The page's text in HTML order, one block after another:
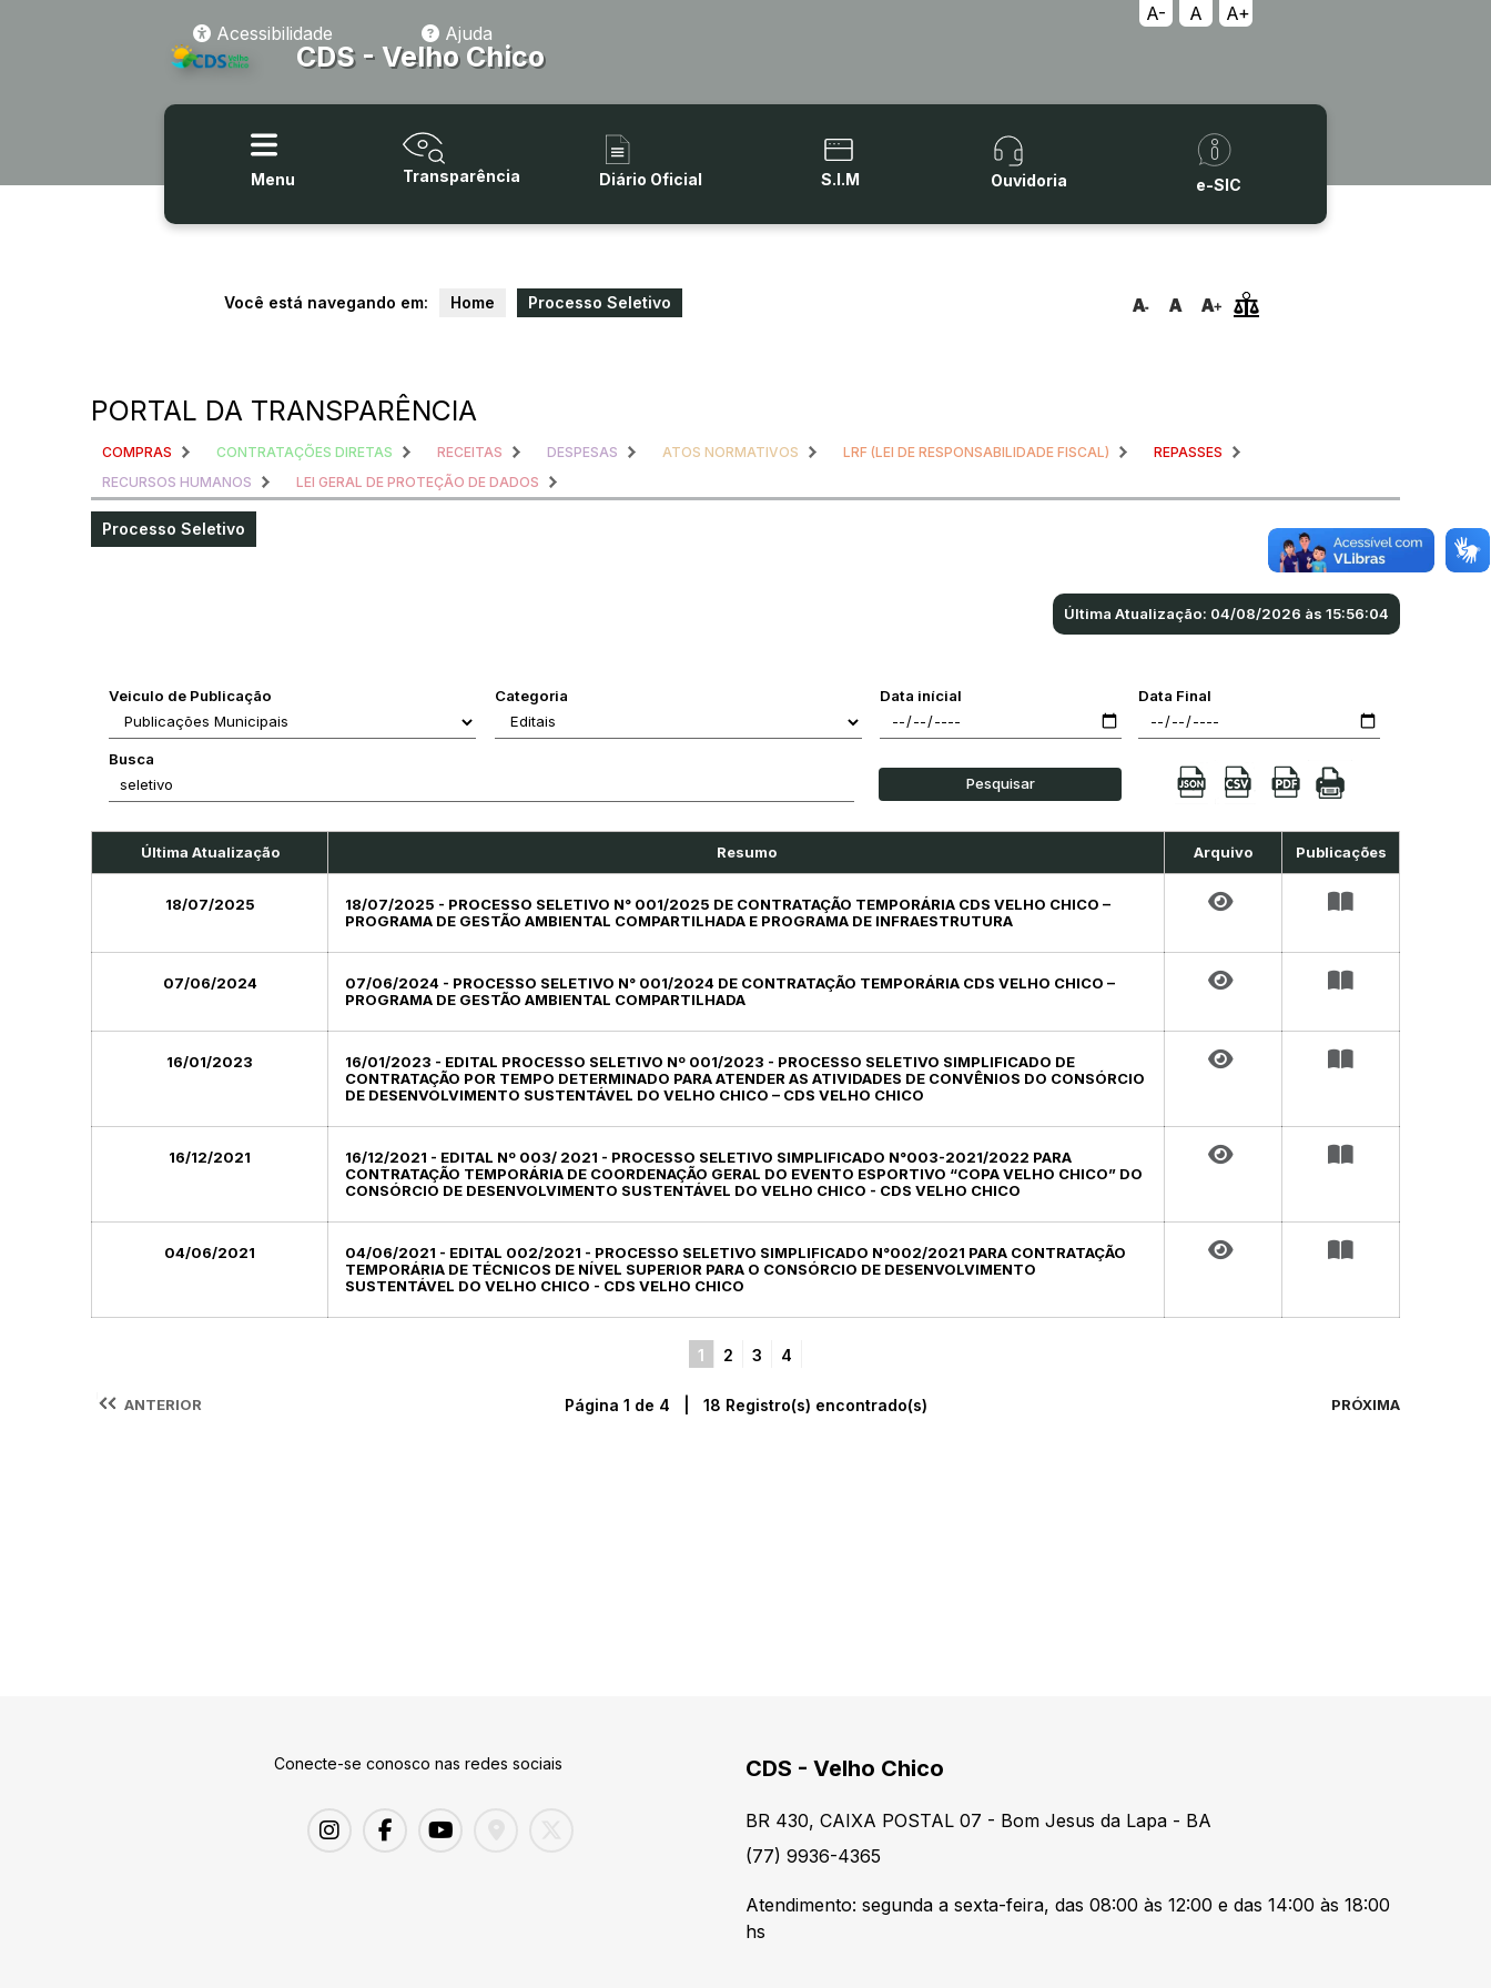
A- A
A+
Acessibilidade
Ajuda
CDS - Velho Chico
Menu Transparência Diário Oficial S.I.M Ouvidoria e-SIC
Você está navegando em: Home Processo Seletivo
PORTAL DA TRANSPARÊNCIA
COMPRAS CONTRATAÇÕES DIRETAS RECEITAS DESPESAS ATOS NORMATIVOS LRF (LEI DE RESPONSABILIDADE FISCAL)
REPASSES
RECURSOS HUMANOS
LEI GERAL DE PROTEÇÃO DE DADOS
Processo Seletivo
Última Atualização: 04/08/2026 às 15:56:04
Veiculo de Publicação Categoria Data inícial Data Final
Busca
Pesquisar
Última Atualização Resumo Arquivo Publicações
18/07/2025
18/07/2025 - PROCESSO SELETIVO N° 001/2025 DE CONTRATAÇÃO TEMPORÁRIA CDS VELHO CHICO –
PROGRAMA DE GESTÃO AMBIENTAL COMPARTILHADA E PROGRAMA DE INFRAESTRUTURA
07/06/2024
07/06/2024 - PROCESSO SELETIVO N° 001/2024 DE CONTRATAÇÃO TEMPORÁRIA CDS VELHO CHICO –
PROGRAMA DE GESTÃO AMBIENTAL COMPARTILHADA
16/01/2023
16/01/2023 - EDITAL PROCESSO SELETIVO Nº 001/2023 - PROCESSO SELETIVO SIMPLIFICADO DE
CONTRATAÇÃO POR TEMPO DETERMINADO PARA ATENDER AS ATIVIDADES DE CONVÊNIOS DO CONSÓRCIO
DE DESENVOLVIMENTO SUSTENTÁVEL DO VELHO CHICO – CDS VELHO CHICO
16/12/2021
16/12/2021 - EDITAL Nº 003/ 2021 - PROCESSO SELETIVO SIMPLIFICADO N°003-2021/2022 PARA
CONTRATAÇÃO TEMPORÁRIA DE COORDENAÇÃO GERAL DO EVENTO ESPORTIVO “COPA VELHO CHICO” DO
CONSÓRCIO DE DESENVOLVIMENTO SUSTENTÁVEL DO VELHO CHICO - CDS VELHO CHICO
04/06/2021
04/06/2021 - EDITAL 002/2021 - PROCESSO SELETIVO SIMPLIFICADO N°002/2021 PARA CONTRATAÇÃO
TEMPORÁRIA DE TÉCNICOS DE NÍVEL SUPERIOR PARA O CONSÓRCIO DE DESENVOLVIMENTO
SUSTENTÁVEL DO VELHO CHICO - CDS VELHO CHICO
1 2 3 4
ANTERIOR Página 1 de 4 | 18 Registro(s) encontrado(s) PRÓXIMA
Conecte-se conosco nas redes sociais CDS - Velho Chico
BR 430, CAIXA POSTAL 07 - Bom Jesus da Lapa - BA
(77) 9936-4365
Atendimento: segunda a sexta-feira, das 08:00 às 12:00 e das 14:00 às 18:00
hs